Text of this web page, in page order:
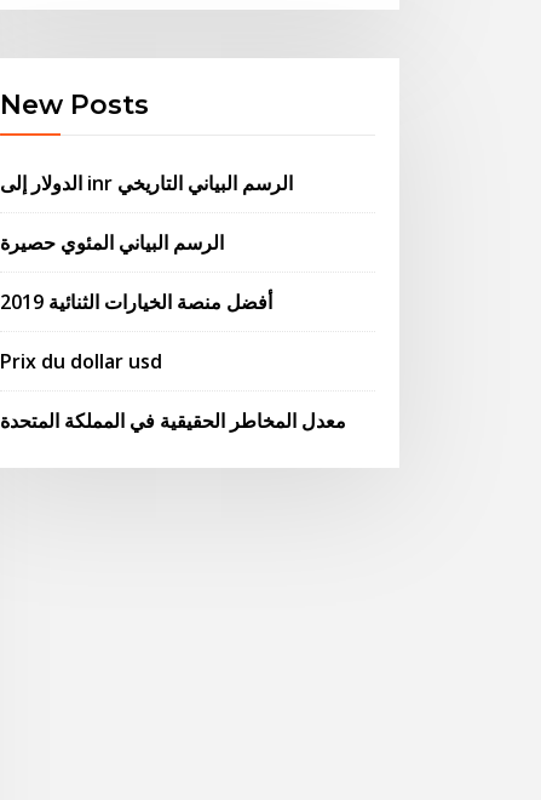
New Posts
الدولار إلى inr الرسم البياني التاريخي
الرسم البياني المئوي حصيرة
أفضل منصة الخيارات الثنائية 2019
Prix du dollar usd
معدل المخاطر الحقيقية في المملكة المتحدة